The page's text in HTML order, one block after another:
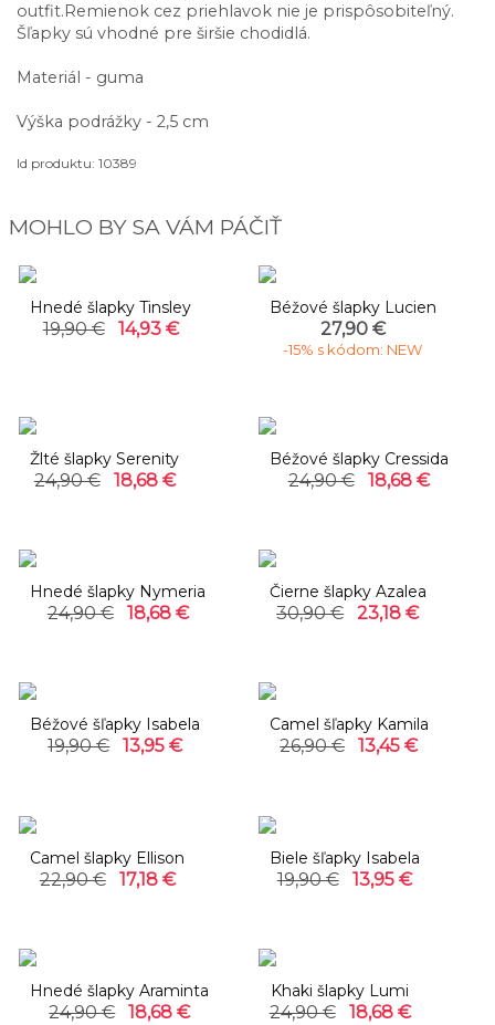
outfit.Remienok cez priehlavok nie je prispôsobiteľný.
Šľapky sú vhodné pre širšie chodidlá.
Materiál - guma
Výška podrážky - 2,5 cm
Id produktu: 10389
MOHLO BY SA VÁM PÁČIŤ
Hnedé šlapky Tinsley
19,90 € 14,93 €
Béžové šlapky Lucien
27,90 €
-15% s kódom: NEW
Žlté šlapky Serenity
24,90 € 18,68 €
Béžové šlapky Cressida
24,90 € 18,68 €
Hnedé šlapky Nymeria
24,90 € 18,68 €
Čierne šlapky Azalea
30,90 € 23,18 €
Béžové šľapky Isabela
19,90 € 13,95 €
Camel šľapky Kamila
26,90 € 13,45 €
Camel šlapky Ellison
22,90 € 17,18 €
Biele šľapky Isabela
19,90 € 13,95 €
Hnedé šlapky Araminta
24,90 € 18,68 €
Khaki šlapky Lumi
24,90 € 18,68 €